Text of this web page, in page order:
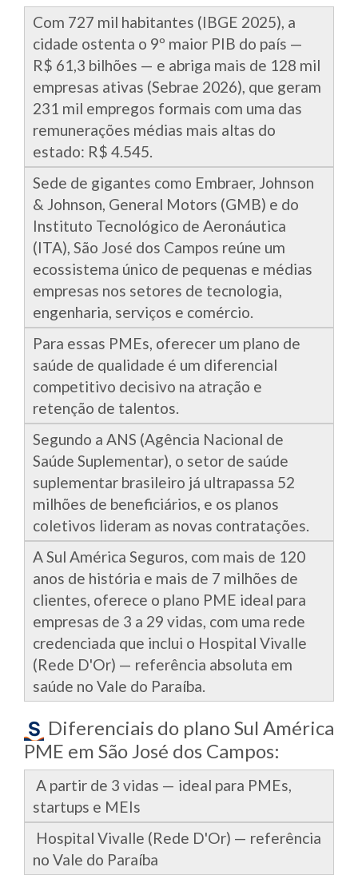
Com 727 mil habitantes (IBGE 2025), a
cidade ostenta o 9º maior PIB do país —
R$ 61,3 bilhões — e abriga mais de 128 mil
empresas ativas (Sebrae 2026), que geram
231 mil empregos formais com uma das
remunerações médias mais altas do
estado: R$ 4.545.
Sede de gigantes como Embraer, Johnson
& Johnson, General Motors (GMB) e do
Instituto Tecnológico de Aeronáutica
(ITA), São José dos Campos reúne um
ecossistema único de pequenas e médias
empresas nos setores de tecnologia,
engenharia, serviços e comércio.
Para essas PMEs, oferecer um plano de
saúde de qualidade é um diferencial
competitivo decisivo na atração e
retenção de talentos.
Segundo a ANS (Agência Nacional de
Saúde Suplementar), o setor de saúde
suplementar brasileiro já ultrapassa 52
milhões de beneficiários, e os planos
coletivos lideram as novas contratações.
A Sul América Seguros, com mais de 120
anos de história e mais de 7 milhões de
clientes, oferece o plano PME ideal para
empresas de 3 a 29 vidas, com uma rede
credenciada que inclui o Hospital Vivalle
(Rede D'Or) — referência absoluta em
saúde no Vale do Paraíba.
Diferenciais do plano Sul América
PME em São José dos Campos:
A partir de 3 vidas — ideal para PMEs,
startups e MEIs
Hospital Vivalle (Rede D'Or) — referência
no Vale do Paraíba